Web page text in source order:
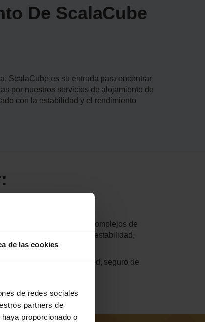
de las cookies
de redes sociales
partners de
proporcionado o
De ScalaCube
ScalaCube es su entrada para encontrar
por nuestros servicios de alojamiento de
con la estabilidad y el rendimiento
mundos pequeños pero complejos de
mundo con mayor estabilidad,
de servidor Grounded, seguro de